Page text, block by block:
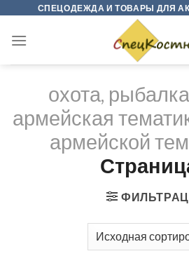
content
СПЕЦОДЕЖДА И ТОВАРЫ ДЛЯ
охота,
армейская
армейской